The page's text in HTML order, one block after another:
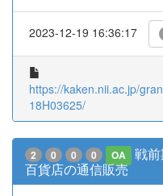
2023-12-19 16:36:17
https://kaken.nii.ac.jp/
18H03625/
2 0 0 0 OA
戦
百貨店の通信販売